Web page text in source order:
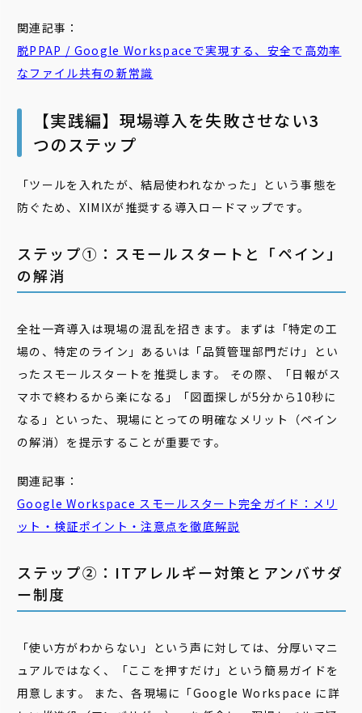
関連記事：
脱PPAP / Google Workspaceで実現する、安全で高効率
なファイル共有の新常識
【実践編】現場導入を失敗させない3
つのステップ
「ツールを入れたが、結局使われなかった」という事態を
防ぐため、XIMIXが推奨する導入ロードマップです。
ステップ①：スモールスタートと「ペイン」
の解消
全社一斉導入は現場の混乱を招きます。まずは「特定の工
場の、特定のライン」あるいは「品質管理部門だけ」とい
ったスモールスタートを推奨します。 その際、「日報がス
マホで終わるから楽になる」「図面探しが5分から10秒に
なる」といった、現場にとっての明確なメリット（ペイン
の解消）を提示することが重要です。
関連記事：
Google Workspace スモールスタート完全ガイド：メリ
ット・検証ポイント・注意点を徹底解説
ステップ②：ITアレルギー対策とアンバサダ
ー制度
「使い方がわからない」という声に対しては、分厚いマニ
ュアルではなく、「ここを押すだけ」という簡易ガイドを
用意します。 また、各現場に「Google Workspace に詳